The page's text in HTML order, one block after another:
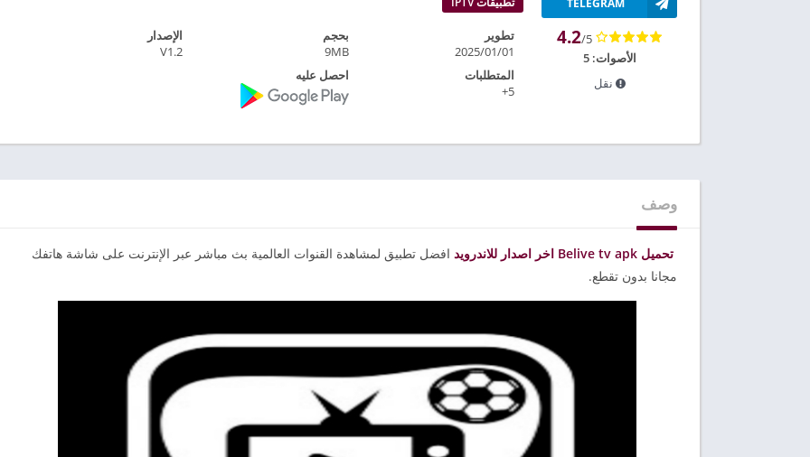
TELEGRAM
4.2/5
الأصوات:5
نقل
تطوير
2025/01/01
بحجم
9MB
الإصدار
V1.2
المتطلبات
5+
احصل عليه
وصف
تحميل Belive tv apk اخر اصدار للاندرويد
افضل تطبيق لمشاهدة القنوات العالمية بث مباشر عبر الإنترنت على شاشة هاتفك
مجانا بدون تقطع.